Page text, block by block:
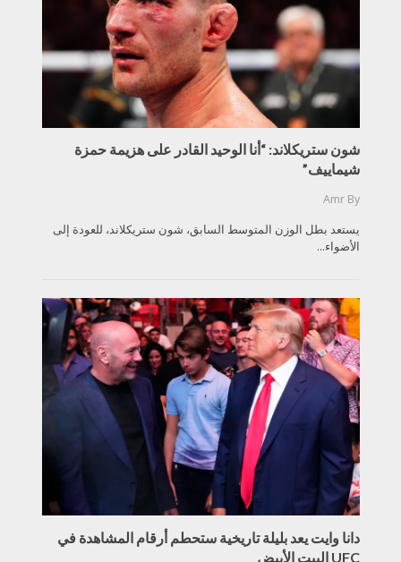
شون ستريكلاند: “أنا الوحيد القادر على هزيمة حمزة
شيماييف”
By
Amr
يستعد بطل الوزن المتوسط السابق، شون ستريكلاند، للعودة إلى
الأضواء...
دانا وايت يعد بليلة تاريخية ستحطم أرقام المشاهدة في
UFC البيت الأبيض